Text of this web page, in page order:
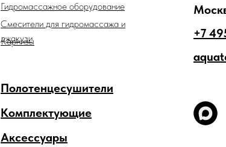
Аксессуары
Комплектующие
Гидромассажное оборудование
Смесители для гидромассажа и
джакузи
Карнизы
Полотенцесушители
+7